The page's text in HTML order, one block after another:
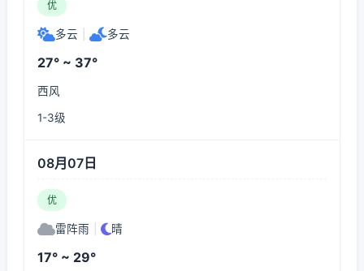
优
多云 多云
27° ~ 37°
西风
1-3级
08月07日
优
雷阵雨 晴
17° ~ 29°